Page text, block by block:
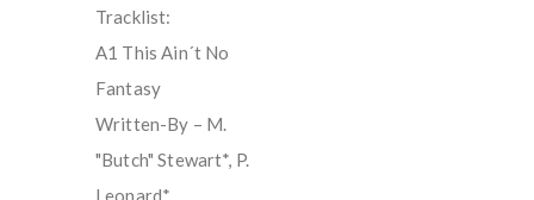
Tracklist:
A1 This Ain´t No
Fantasy
Written-By – M.
"Butch" Stewart*, P.
Leonard*